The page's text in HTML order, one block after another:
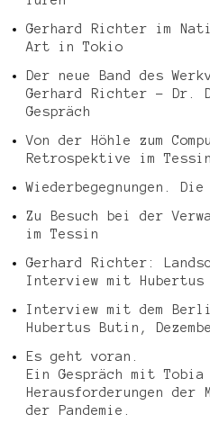
Gerhard Richter im
Art in Tokio
Der neue Band des
Gerhard Richter – Dr.
Gespräch
Von der Höhle zum
Retrospektive im Tessin
Wiederbegegnungen.
Zu Besuch bei der
im Tessin
Gerhard Richter:
Interview mit Hubertus
Interview mit dem
Hubertus Butin,
Es geht voran.
Ein Gespräch mit
Herausforderungen der
der Pandemie.